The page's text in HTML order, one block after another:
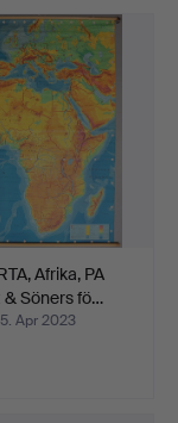
Afrika, PA
Söners fö…
Apr 2023